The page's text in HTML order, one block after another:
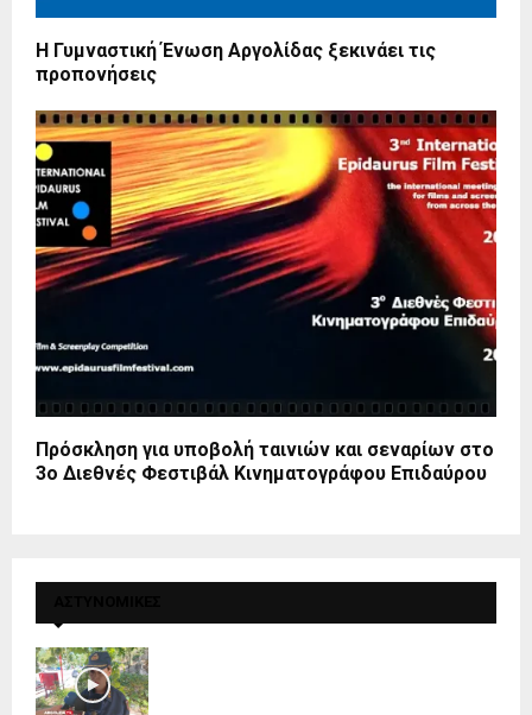
Η Γυμναστική Ένωση Αργολίδας ξεκινάει τις
προπονήσεις
Πρόσκληση για υποβολή ταινιών και σεναρίων στο
3ο Διεθνές Φεστιβάλ Κινηματογράφου Επιδαύρου